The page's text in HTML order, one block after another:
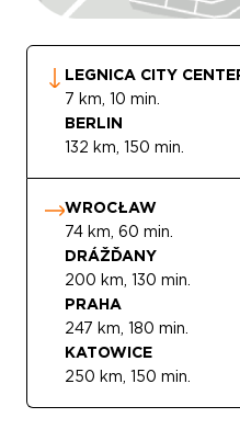
LEGNICA CITY
7 km, 10 min.
BERLIN
132 km, 150 min.
WROCŁAW
74 km, 60 min.
DRÁŽĎANY
200 km, 130 min.
PRAHA
247 km, 180 min.
KATOWICE
250 km, 150 min.